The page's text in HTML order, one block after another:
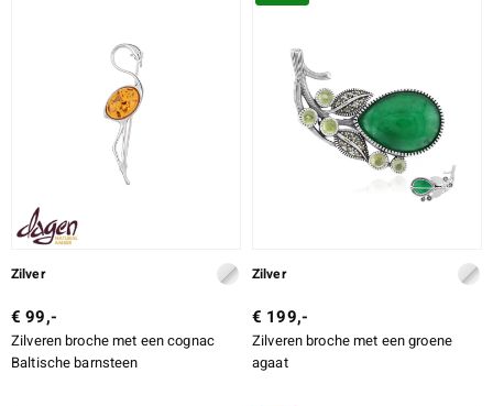
SLIJPVORM EXACT
Zilver
€ 99,-
Zilveren broche met een cognac
Baltische barnsteen
Zilver
€ 199,-
Zilveren broche met een groene
agaat